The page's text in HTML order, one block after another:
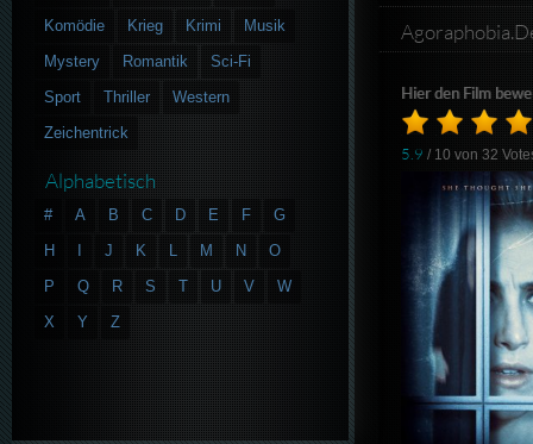
Hier den Film
5.9 / 10 von32
Komödie
Krieg Krimi
Musik
Mystery
Romantik
Sci-Fi
Sport
Thriller
Western
Zeichentrick
Alphabetisch
# A B C D E F
G
H
J K L M N
O
P
Q R S T U V
W
X
Y Z